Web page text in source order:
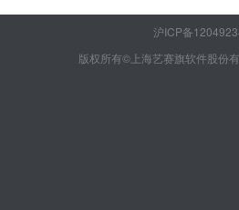
沪ICP备
版权所有©上海艺赛旗软件股份